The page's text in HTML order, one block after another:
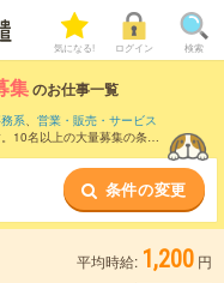
気になる! ログイン 検索
集のお仕事一覧
系、 営業・販売・サービス
10名以上の大量募集の条件
条件の変更
平均時給: 1,200 円